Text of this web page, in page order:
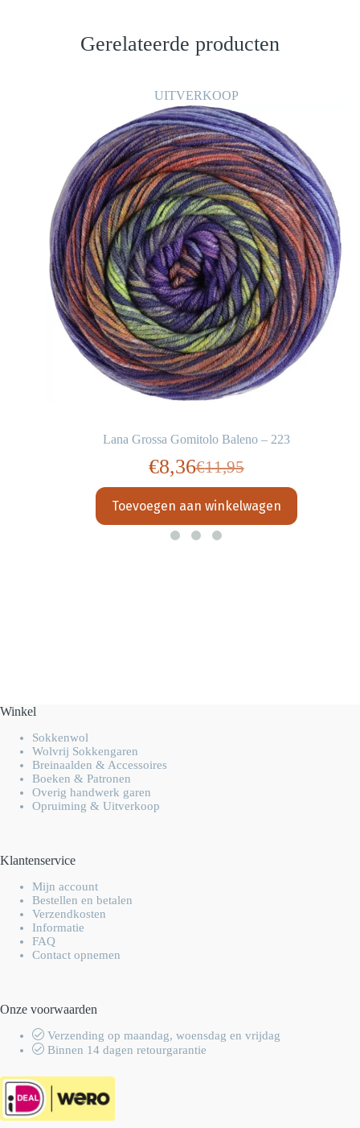
Gerelateerde producten
UITVERKOOP
Lana Grossa Gomitolo Baleno – 223
€11,95
Oorspronkelijke
prijs
was:
€8,36Huidige
prijs
is:
Toevoegen aan winkelwagen
Winkel
Sokkenwol
Wolvrij Sokkengaren
Breinaalden & Accessoires
Boeken & Patronen
Overig handwerk garen
Opruiming & Uitverkoop
Klantenservice
Mijn account
Bestellen en betalen
Verzendkosten
Informatie
FAQ
Contact opnemen
Onze voorwaarden
Verzending op maandag, woensdag en vrijdag
Binnen 14 dagen retourgarantie